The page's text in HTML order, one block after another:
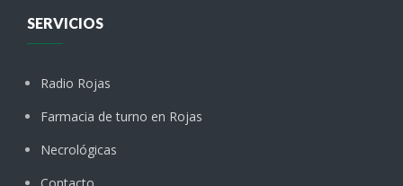
SERVICIOS
Radio Rojas
Farmacia de turno en Rojas
Necrológicas